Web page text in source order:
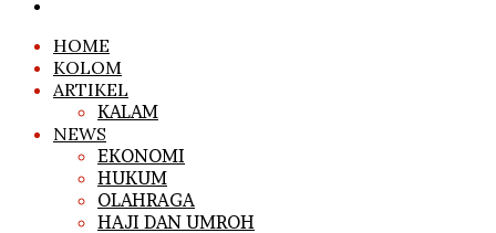
HOME
KOLOM
ARTIKEL
KALAM
NEWS
EKONOMI
HUKUM
OLAHRAGA
HAJI DAN UMROH